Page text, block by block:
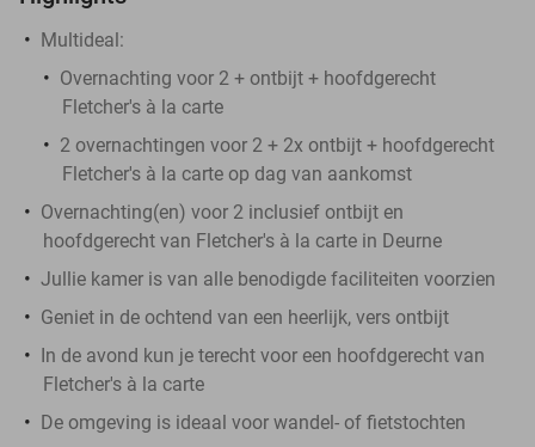
Multideal:
Overnachting voor 2 + ontbijt + hoofdgerecht
Fletcher's à la carte
2 overnachtingen voor 2 + 2x ontbijt + hoofdgerecht
Fletcher's à la carte op dag van aankomst
Overnachting(en) voor 2 inclusief ontbijt en
hoofdgerecht van Fletcher's à la carte in Deurne
Jullie kamer is van alle benodigde faciliteiten voorzien
Geniet in de ochtend van een heerlijk, vers ontbijt
In de avond kun je terecht voor een hoofdgerecht van
Fletcher's à la carte
De omgeving is ideaal voor wandel- of fietstochten